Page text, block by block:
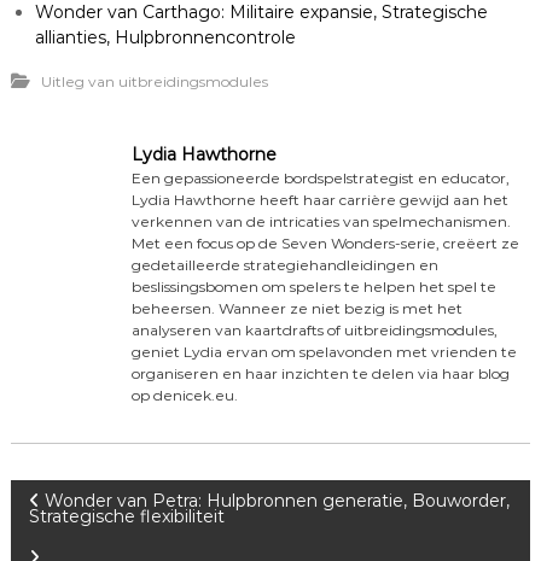
Wonder van Carthago: Militaire expansie, Strategische
allianties, Hulpbronnencontrole
Uitleg van uitbreidingsmodules
Lydia Hawthorne
Een gepassioneerde bordspelstrategist en educator,
Lydia Hawthorne heeft haar carrière gewijd aan het
verkennen van de intricaties van spelmechanismen.
Met een focus op de Seven Wonders-serie, creëert ze
gedetailleerde strategiehandleidingen en
beslissingsbomen om spelers te helpen het spel te
beheersen. Wanneer ze niet bezig is met het
analyseren van kaartdrafts of uitbreidingsmodules,
geniet Lydia ervan om spelavonden met vrienden te
organiseren en haar inzichten te delen via haar blog
op denicek.eu.
P Wonder van Petra: Hulpbronnen generatie, Bouworder,
Strategische flexibiliteit